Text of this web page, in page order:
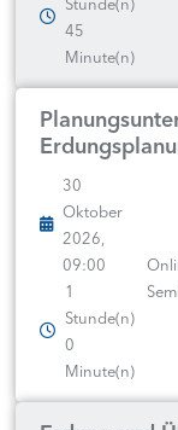
45
Minute(n)
30
Oktober
2026,
09:00
1
Stunde(n)
0
Minute(n)